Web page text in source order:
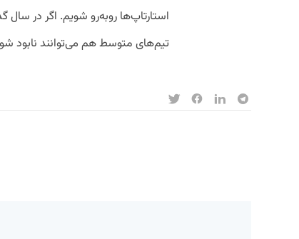
استارتاپ‌ها روبه‌رو شویم. اگر در
تیم‌های متوسط هم می‌توانند نابود